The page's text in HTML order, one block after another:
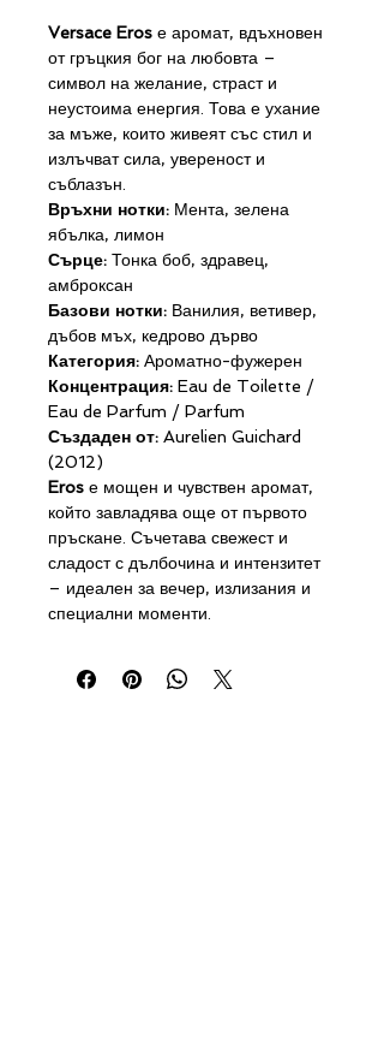
Versace Eros е аромат, вдъхновен
от гръцкия бог на любовта –
символ на желание, страст и
неустоима енергия. Това е ухание
за мъже, които живеят със стил и
излъчват сила, увереност и
съблазън.
Връхни нотки: Мента, зелена
ябълка, лимон
Сърце: Тонка боб, здравец,
амброксан
Базови нотки: Ванилия, ветивер,
дъбов мъх, кедрово дърво
Категория: Ароматно-фужерен
Концентрация: Eau de Toilette /
Eau de Parfum / Parfum
Създаден от: Aurelien Guichard
(2012)
Eros е мощен и чувствен аромат,
който завладява още от първото
пръскане. Съчетава свежест и
сладост с дълбочина и интензитет
– идеален за вечер, излизания и
специални моменти.